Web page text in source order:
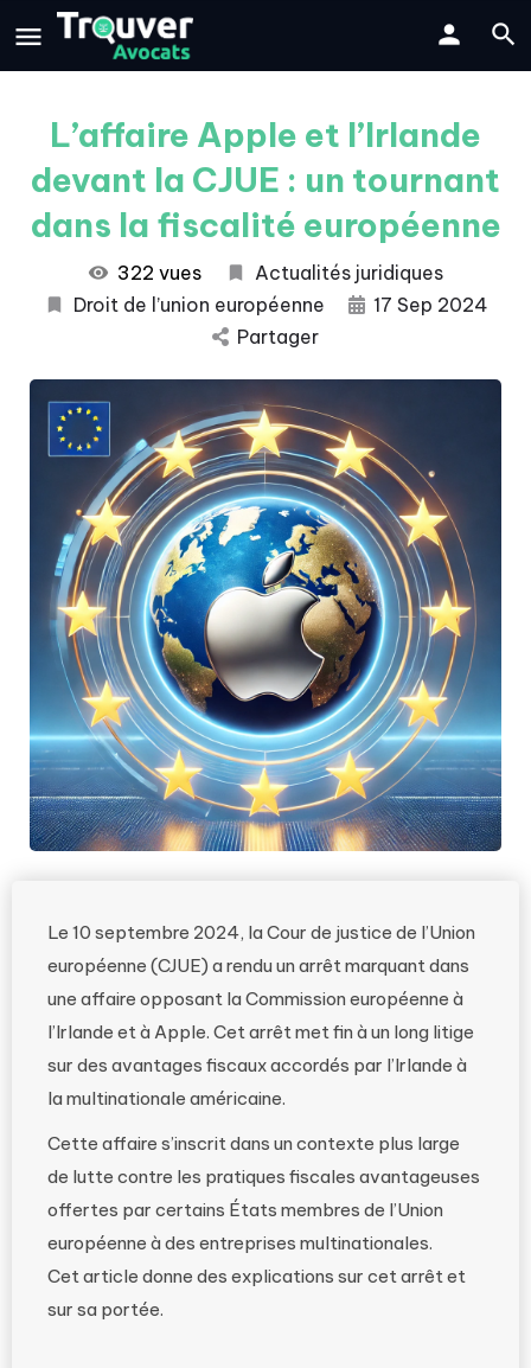
L’affaire Apple et l’Irlande
devant la CJUE : un tournant
dans la fiscalité européenne
322 vues
Actualités juridiques
Droit de l’union européenne
17 Sep 2024
Partager
Le 10 septembre 2024, la Cour de justice de l’Union
européenne (CJUE) a rendu un arrêt marquant dans
une affaire opposant la Commission européenne à
l’Irlande et à Apple. Cet arrêt met fin à un long litige
sur des avantages fiscaux accordés par l’Irlande à
la multinationale américaine.
Cette affaire s’inscrit dans un contexte plus large
de lutte contre les pratiques fiscales avantageuses
offertes par certains États membres de l’Union
européenne à des entreprises multinationales.
Cet article donne des explications sur cet arrêt et
sur sa portée.